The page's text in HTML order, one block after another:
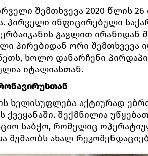
შემთხვევა 2020 წლის
პირველი ინფიცირებული
გავლით ირანიდან
პირებიდან ორი შემთხვევა
ხოლო დანარჩენი
იტალიასთან.
ხელისუფლება აქტიურად
ქვეყანაში. შექმნილია
საბჭო, რომელიც
მუშაობს ახალ